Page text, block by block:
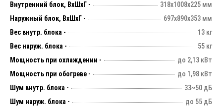
Внутренний блок, ВхШхГ -
318х1008х225 мм
Наружный блок, ВхШхГ -
697х890х353 мм
Вес внутр. блока -
13 кг
Вес наруж. блока -
55 кг
Мощность при охлаждении -
до 2,13 кВт
Мощность при обогреве -
до 1,98 кВт
Шум внутр. блока -
33~50 дБ
Шум наруж. блока -
до 55 дБ